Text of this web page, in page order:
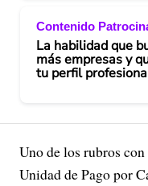
Contenido
La habilidad que
más empresas y
tu perfil
Uno de los rubros
Unidad de Pago por